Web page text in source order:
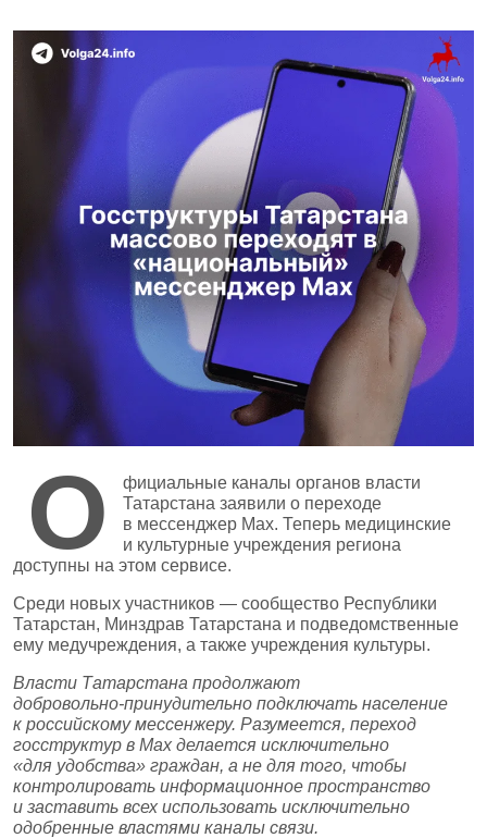
О
фициальные каналы органов власти
Татарстана заявили о переходе
в мессенджер Max. Теперь медицинские
и культурные учреждения региона
доступны на этом сервисе.
Среди новых участников — сообщество Республики
Татарстан, Минздрав Татарстана и подведомственные
ему медучреждения, а также учреждения культуры.
Власти Татарстана продолжают
добровольно‑принудительно подключать население
к российскому мессенжеру. Разумеется, переход
госструктур в Max делается исключительно
«для удобства» граждан, а не для того, чтобы
контролировать информационное пространство
и заставить всех использовать исключительно
одобренные властями каналы связи.